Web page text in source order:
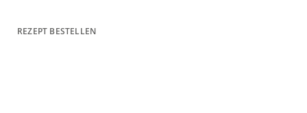
REZEPT BESTELLEN